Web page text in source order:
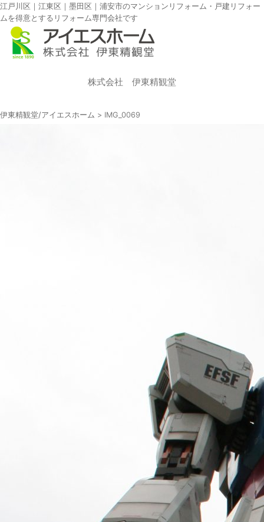
江戸川区｜江東区｜墨田区｜浦安市のマンションリフォーム・戸建リフォー
ムを得意とするリフォーム専門会社です
株式会社 伊東精観堂
伊東精観堂/アイエスホーム > IMG_0069